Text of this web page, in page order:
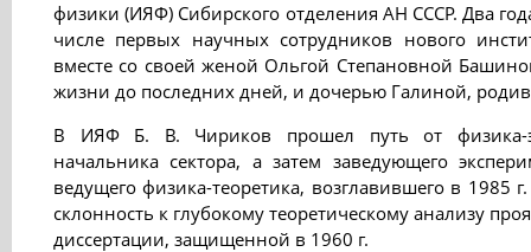
физики (ИЯФ) Сибирского отделения АН СССР. Два
числе первых научных сотрудников нового
вместе со своей женой Ольгой Степановной
жизни до последних дней, и дочерью Галиной,
В ИЯФ Б. В. Чириков прошел путь от физика-
начальника сектора, а затем заведующего
ведущего физика-теоретика, возглавившего в 1985
склонность к глубокому теоретическому анализу
диссертации, защищенной в 1960 г.